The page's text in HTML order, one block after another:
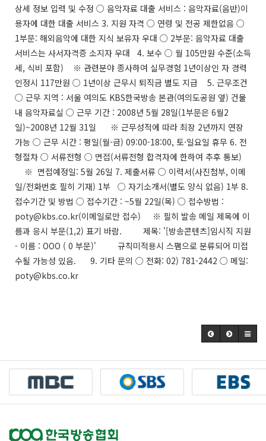
상세 정보 입력 및 수정 ○ 음악자료 대출 서비스 : 음악자료(음반)이
용자에 대한 대출 서비스 3. 지원 자격 ○ 연령 및 전공 제한없음 ○
1부문: 해외음악에 대한 지식 보유자 우대 ○ 2부문: 음악자료 대출
서비스는 사서자격증 소지자 우대 4. 보수 ○ 월 105만원 수준(소득
세, 식비 포함) ※ 관련분야 종사하여 실무경험 1년이상인 자 경력
인정시 117만원 ○ 1년이상 근무시 퇴직금 별도 지급 5. 근무조건
○ 근무 지역 : 서울 여의도 KBS한국방송 본관(여의도공원 옆) 건물
내 음악자료실 ○ 근무 기간 : 2008년 5월 28일(1부문은 6월2
일)~2008년 12월 31일 ※ 근무성적에 따라 최장 2년까지 연장
가능 ○ 근무 시간 : 평일(월-금) 09:00-18:00, 토·일요일 휴무 6. 전
형절차 ○ 서류전형 ○ 면접(서류전형 합격자에 한하여 추후 통보)
※ 면접예정일: 5월 26일 7. 제출서류 ○ 이력서(사진첨부, 이메
일/전화번호 필히 기재) 1부 ○ 자기소개서(별도 양식 없음) 1부 8.
접수기간 및 방법 ○ 접수기간 : ~5월 22일(목) ○ 접수방법 :
poty@kbs.co.kr(이메일로만 접수) ※ 필히 발송 메일 제목에 이
름과 응시 부문(1,2) 표기 바람. 제목: '[방송콘텐츠]임시직 지원
- 이름 : OOO ( 0 부문)' 규칙미적용시 스팸으로 분류되어 미접
수될 가능성 있음. 9. 기타 문의 ○ 전화: 02) 781-2442 ○ 메일:
poty@kbs.co.kr